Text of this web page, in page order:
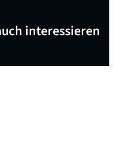
interessieren